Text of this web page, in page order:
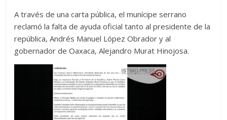
A través de una carta pública, el munícipe serrano
reclamó la falta de ayuda oficial tanto al presidente de la
república, Andrés Manuel López Obrador y al
gobernador de Oaxaca, Alejandro Murat Hinojosa.